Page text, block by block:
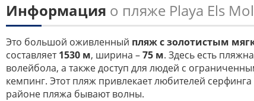
Информация о пляже Playa Els
Это большой оживленный пляж с золотистым
составляет1530 м, ширина –75 м. Здесь есть
волейбола, а также доступ для людей с
кемпинг. Этот пляж привлекает любителей
районе пляжа бывают волны.